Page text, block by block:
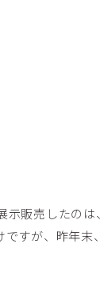
販売したのは
すが、昨年末